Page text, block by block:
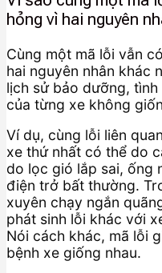
hỏng vì hai nguyên
Cùng một mã lỗi vẫn
hai nguyên nhân khác
lịch sử bảo dưỡng,
của từng xe không
Ví dụ, cùng lỗi liên
xe thứ nhất có thể do
do lọc gió lắp sai, ống
điện trở bất thường.
xuyên chạy ngắn
phát sinh lỗi khác với
Nói cách khác, mã lỗi
bệnh xe giống nhau.